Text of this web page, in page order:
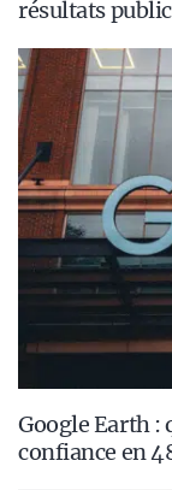
résultats
Google Earth :
confiance en